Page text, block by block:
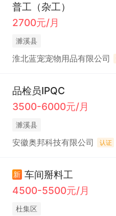
普工（杂工）
2700元/月
濉溪县
淮北蓝宠宠物用品有限公司
品检员IPQC
3500-6000元/月
濉溪县
安徽奥邦科技有限公司 认证
新 车间掰料工
4500-5500元/月
杜集区